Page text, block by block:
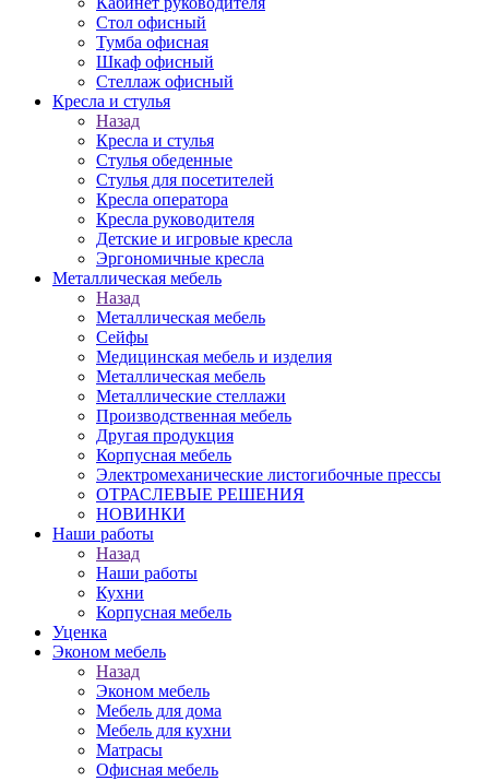
Стол офисный
Тумба офисная
Шкаф офисный
Стеллаж офисный
Кресла и стулья
Назад
Кресла и стулья
Стулья обеденные
Стулья для посетителей
Кресла оператора
Кресла руководителя
Детские и игровые кресла
Эргономичные кресла
Металлическая мебель
Назад
Металлическая мебель
Сейфы
Медицинская мебель и изделия
Металлическая мебель
Металлические стеллажи
Производственная мебель
Другая продукция
Корпусная мебель
Электромеханические листогибочные прессы
ОТРАСЛЕВЫЕ РЕШЕНИЯ
НОВИНКИ
Наши работы
Назад
Наши работы
Кухни
Корпусная мебель
Уценка
Эконом мебель
Назад
Эконом мебель
Мебель для дома
Мебель для кухни
Матрасы
Офисная мебель